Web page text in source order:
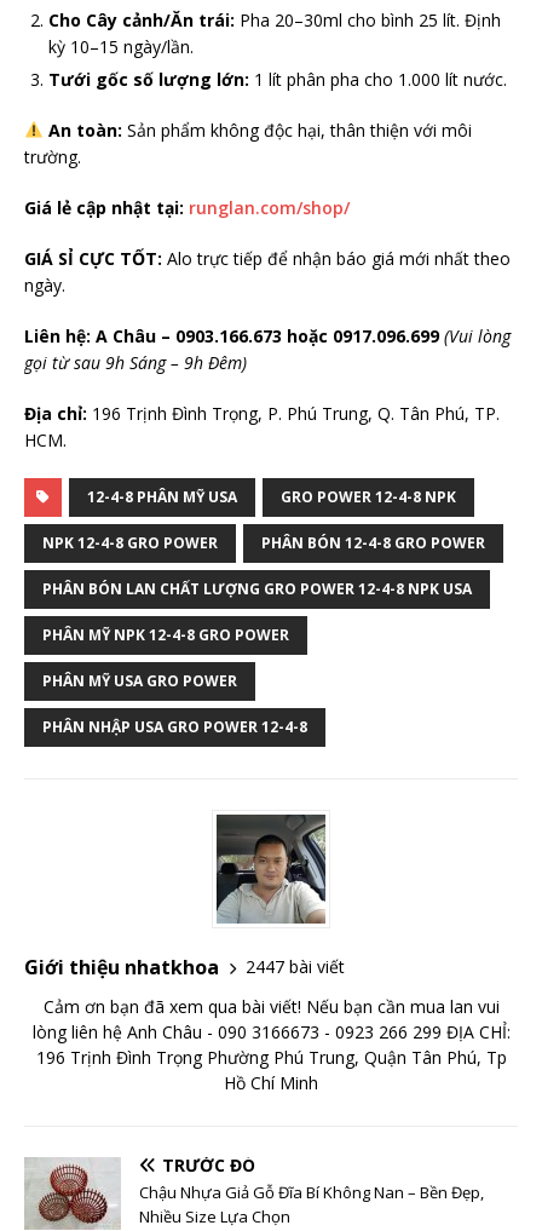
Cho Cây cảnh/Ăn trái: Pha 20–30ml cho bình 25 lít. Định
kỳ 10–15 ngày/lần.
Tưới gốc số lượng lớn: 1 lít phân pha cho 1.000 lít nước.
An toàn: Sản phẩm không độc hại, thân thiện với môi
trường.
Giá lẻ cập nhật tại: runglan.com/shop/
GIÁ SỈ CỰC TỐT: Alo trực tiếp để nhận báo giá mới nhất theo
ngày.
Liên hệ: A Châu – 0903.166.673 hoặc 0917.096.699 (Vui lòng
gọi từ sau 9h Sáng – 9h Đêm)
Địa chỉ: 196 Trịnh Đình Trọng, P. Phú Trung, Q. Tân Phú, TP.
HCM.
12-4-8 PHÂN MỸ USA GRO POWER 12-4-8 NPK
NPK 12-4-8 GRO POWER PHÂN BÓN 12-4-8 GRO POWER
PHÂN BÓN LAN CHẤT LƯỢNG GRO POWER 12-4-8 NPK USA
PHÂN MỸ NPK 12-4-8 GRO POWER
PHÂN MỸ USA GRO POWER
PHÂN NHẬP USA GRO POWER 12-4-8
Giới thiệu nhatkhoa
2447 bài viết
Cảm ơn bạn đã xem qua bài viết! Nếu bạn cần mua lan vui
lòng liên hệ Anh Châu - 090 3166673 - 0923 266 299 ĐỊA CHỈ:
196 Trịnh Đình Trọng Phường Phú Trung, Quận Tân Phú, Tp
Hồ Chí Minh
TRƯỚC ĐÓ
Chậu Nhựa Giả Gỗ Đĩa Bí Không Nan – Bền Đẹp,
Nhiều Size Lựa Chọn